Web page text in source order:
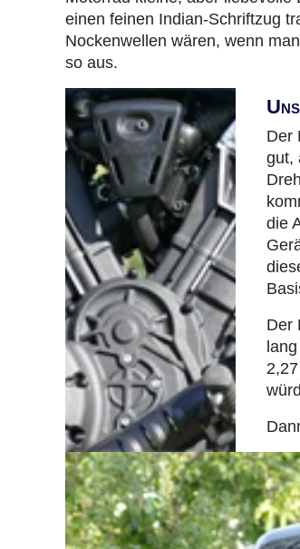
einen feinen Indian-Schriftzug
Nockenwellen wären, wenn
so aus.
Der
gut,
die
Der